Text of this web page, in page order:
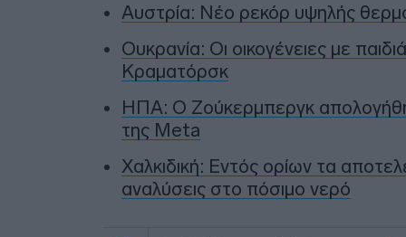
Αυστρία: Νέο ρεκόρ υψηλής
Ουκρανία: Οι οικογένειες με
Κραματόρσκ
ΗΠΑ: Ο Ζούκερμπεργκ
της Meta
Χαλκιδική: Εντός ορίων τα
αναλύσεις στο πόσιμο νερό